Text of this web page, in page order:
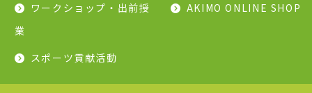
ワークショップ・出前授
業
スポーツ貢献活動
AKIMO ONLINE SHOP